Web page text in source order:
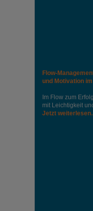
Flow-
und Motivation im
Im Flow zum
mit Leichtigkeit
Jetzt